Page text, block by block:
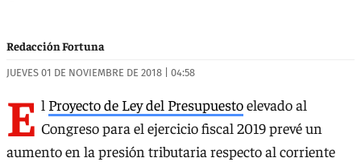
Redacción Fortuna
JUEVES 01 DE NOVIEMBRE DE 2018 | 04:58
E l Proyecto de Ley del Presupuestoelevado al
Congreso para el ejercicio fiscal 2019 prevé un
aumento en la presión tributaria respecto al corriente